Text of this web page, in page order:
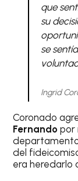
que
su
se
Ingrid
Coronado
Fernando por
del
era heredarlo